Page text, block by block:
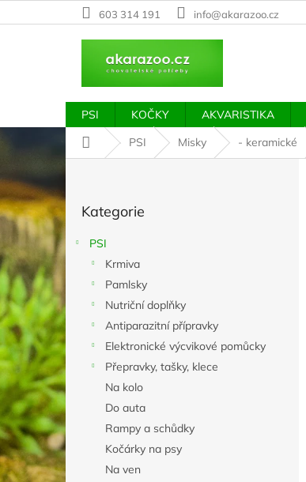
na
603 314 191 info@akarazoo.cz
PSI KOČKY AKVARISTIKA
Domů
PSI Misky - keramické
s
t
r
a
í
p
a
n
e
l
kategorie
Kategorie
PSI
Krmiva
Pamlsky
Nutriční doplňky
Antiparazitní přípravky
Elektronické výcvikové pomůcky
Přepravky, tašky, klece
Na kolo
Do auta
Rampy a schůdky
Kočárky na psy
Na ven